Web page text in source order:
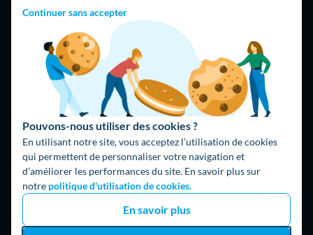
Continuer sans accepter
Pouvons-nous utiliser des cookies ?
En utilisant notre site, vous acceptez l’utilisation de cookies
qui permettent de personnaliser votre navigation et
d’améliorer les performances du site. En savoir plus sur
notre politique d'utilisation de cookies.
En savoir plus
Hello !
09 75 18 60 60
(8h-21h)
75018 Paris
Fait avec ⚡ par Hello Watt
© 2026 Hello Watt |CGU|Mentions légales